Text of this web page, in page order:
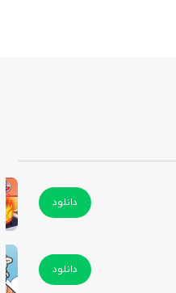
دانلود
دانلود